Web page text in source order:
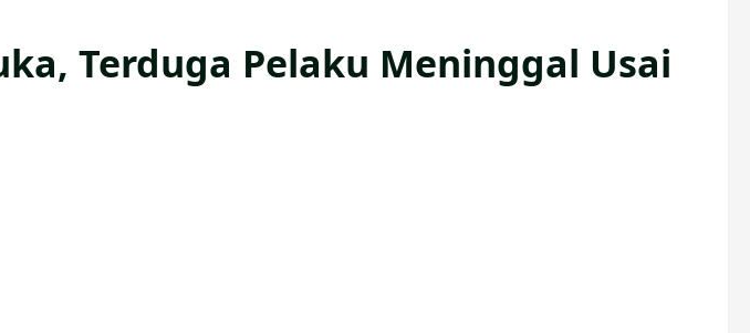
Terduga Pelaku Meninggal Usai